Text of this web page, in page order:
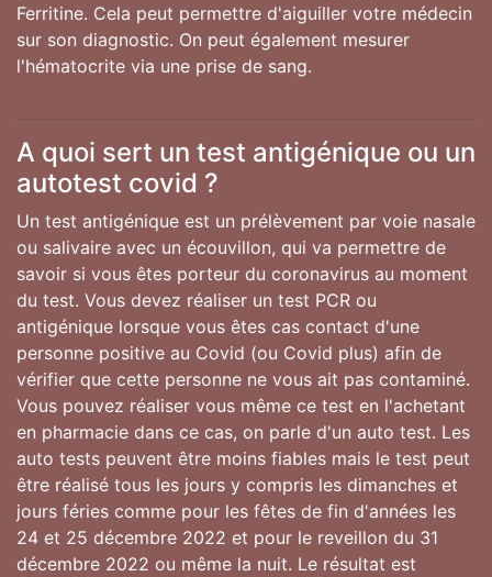
Ferritine. Cela peut permettre d'aiguiller votre médecin
sur son diagnostic. On peut également mesurer
l'hématocrite via une prise de sang.
A quoi sert un test antigénique ou un
autotest covid ?
Un test antigénique est un prélèvement par voie nasale
ou salivaire avec un écouvillon, qui va permettre de
savoir si vous êtes porteur du coronavirus au moment
du test. Vous devez réaliser un test PCR ou
antigénique lorsque vous êtes cas contact d'une
personne positive au Covid (ou Covid plus) afin de
vérifier que cette personne ne vous ait pas contaminé.
Vous pouvez réaliser vous même ce test en l'achetant
en pharmacie dans ce cas, on parle d'un auto test. Les
auto tests peuvent être moins fiables mais le test peut
être réalisé tous les jours y compris les dimanches et
jours féries comme pour les fêtes de fin d'années les
24 et 25 décembre 2022 et pour le reveillon du 31
décembre 2022 ou même la nuit. Le résultat est